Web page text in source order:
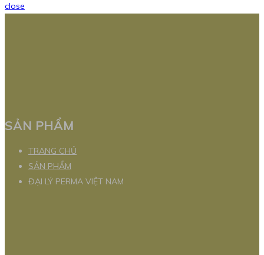
close
SẢN PHẨM
TRANG CHỦ
SẢN PHẨM
ĐẠI LÝ PERMA VIỆT NAM